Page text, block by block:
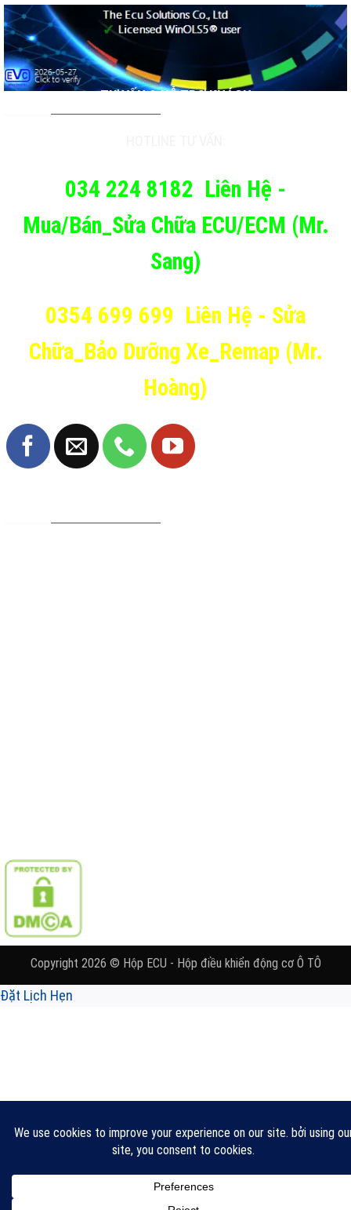
TƯ VẤN & HỖ TRỢ KHÁCH
034 224 8182 Liên Hệ -
Mua/Bán_Sửa Chữa ECU/ECM (Mr.
Sang)
0354 699 699 Liên Hệ - Sửa
Chữa_Bảo Dưỡng Xe_Remap (Mr.
Hoàng)
Copyright 2026 © Hộp ECU - Hộp điều khiển động cơ Ô TÔ
Đặt Lịch Hẹn